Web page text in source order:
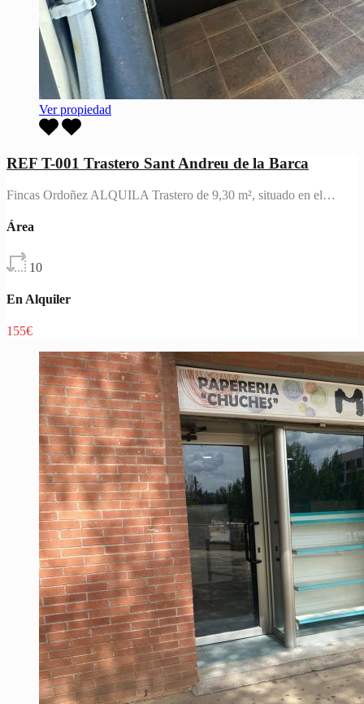
Ver propiedad
REF T-001 Trastero Sant Andreu de la Barca
Fincas Ordoñez ALQUILA Trastero de 9,30 m², situado en el…
Área
10
En Alquiler
155€